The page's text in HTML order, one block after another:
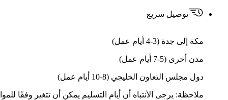
توصيل سريع
مكة إلى جدة (3-4 أيام عمل)
مدن أخرى (5-7 أيام عمل)
دول مجلس التعاون الخليجي (8-10 أيام عمل)
ملاحظة: يرجى الأنتباه أن أيام التسليم يمكن أن تتغير وفقًا